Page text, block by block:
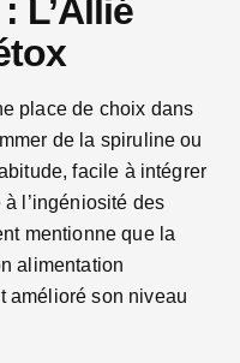
L’Allié
place de choix dans
de la spiruline ou
facile à intégrer
l’ingéniosité des
mentionne que la
alimentation
amélioré son niveau